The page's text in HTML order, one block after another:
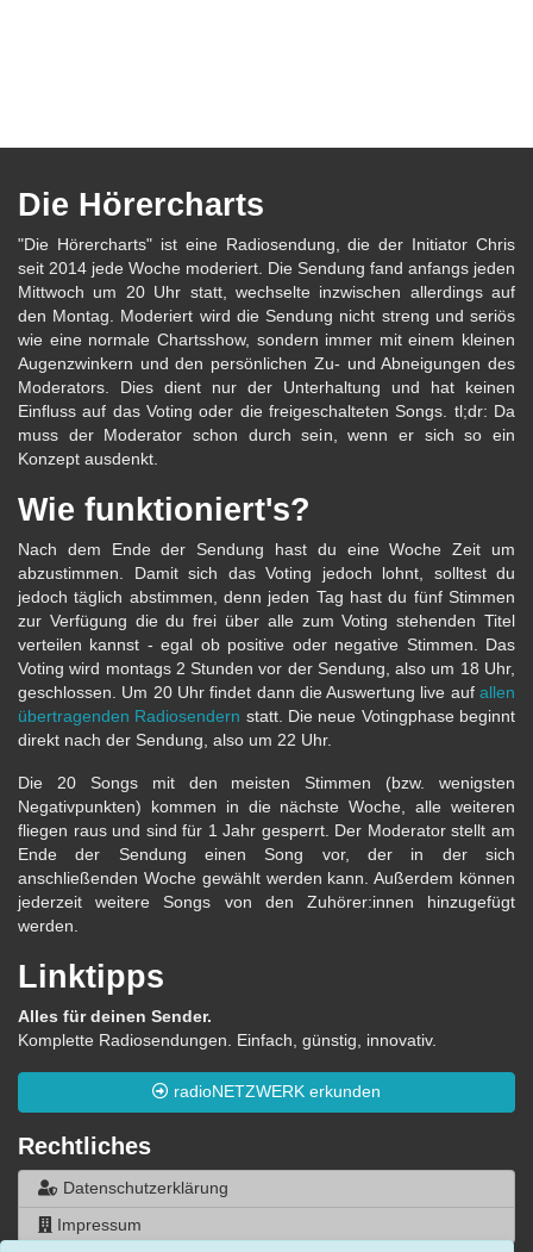
Die Hörercharts
"Die Hörercharts" ist eine Radiosendung, die der Initiator Chris
seit 2014 jede Woche moderiert. Die Sendung fand anfangs jeden
Mittwoch um 20 Uhr statt, wechselte inzwischen allerdings auf
den Montag. Moderiert wird die Sendung nicht streng und seriös
wie eine normale Chartsshow, sondern immer mit einem kleinen
Augenzwinkern und den persönlichen Zu- und Abneigungen des
Moderators. Dies dient nur der Unterhaltung und hat keinen
Einfluss auf das Voting oder die freigeschalteten Songs. tl;dr: Da
muss der Moderator schon durch sein, wenn er sich so ein
Konzept ausdenkt.
Wie funktioniert's?
Nach dem Ende der Sendung hast du eine Woche Zeit um
abzustimmen. Damit sich das Voting jedoch lohnt, solltest du
jedoch täglich abstimmen, denn jeden Tag hast du fünf Stimmen
zur Verfügung die du frei über alle zum Voting stehenden Titel
verteilen kannst - egal ob positive oder negative Stimmen. Das
Voting wird montags 2 Stunden vor der Sendung, also um 18 Uhr,
geschlossen. Um 20 Uhr findet dann die Auswertung live auf allen
übertragenden Radiosendern statt. Die neue Votingphase beginnt
direkt nach der Sendung, also um 22 Uhr.
Die 20 Songs mit den meisten Stimmen (bzw. wenigsten
Negativpunkten) kommen in die nächste Woche, alle weiteren
fliegen raus und sind für 1 Jahr gesperrt. Der Moderator stellt am
Ende der Sendung einen Song vor, der in der sich
anschließenden Woche gewählt werden kann. Außerdem können
jederzeit weitere Songs von den Zuhörer:innen hinzugefügt
werden.
Linktipps
Alles für deinen Sender.
Komplette Radiosendungen. Einfach, günstig, innovativ.
radioNETZWERK erkunden
Rechtliches
Datenschutzerklärung
Impressum